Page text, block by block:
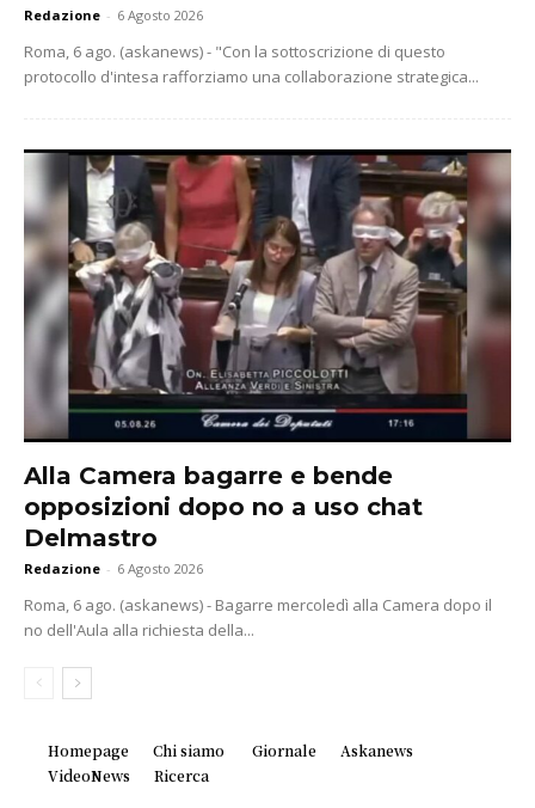
Redazione - 6 Agosto 2026
Roma, 6 ago. (askanews) - "Con la sottoscrizione di questo
protocollo d'intesa rafforziamo una collaborazione strategica...
Alla Camera bagarre e bende
opposizioni dopo no a uso chat
Delmastro
Redazione - 6 Agosto 2026
Roma, 6 ago. (askanews) - Bagarre mercoledì alla Camera dopo il
no dell'Aula alla richiesta della...
Homepage Chi siamo Giornale
Askanews
VideoNews
Ricerca